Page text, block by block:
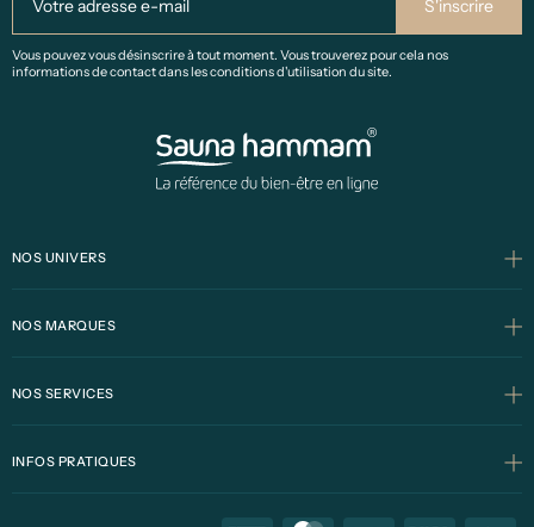
Vous pouvez vous désinscrire à tout moment. Vous trouverez pour cela nos
informations de contact dans les conditions d'utilisation du site.
NOS UNIVERS
NOS MARQUES
NOS SERVICES
INFOS PRATIQUES